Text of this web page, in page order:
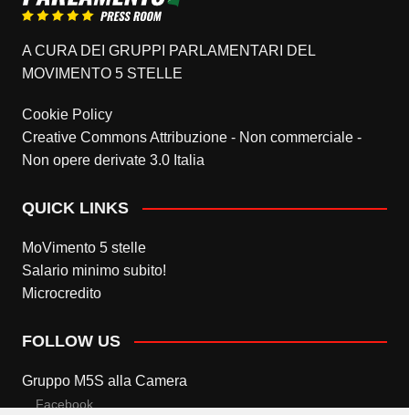
A CURA DEI GRUPPI PARLAMENTARI DEL
MOVIMENTO 5 STELLE
Cookie Policy
Creative Commons Attribuzione - Non commerciale -
Non opere derivate 3.0 Italia
QUICK LINKS
MoVimento 5 stelle
Salario minimo subito!
Microcredito
FOLLOW US
Gruppo M5S alla Camera
Facebook